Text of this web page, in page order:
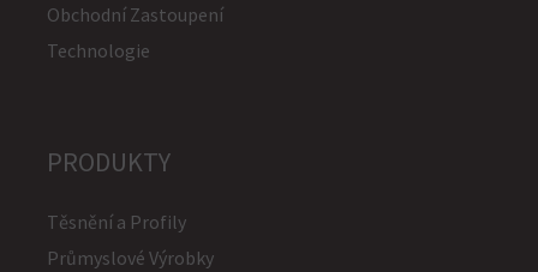
Obchodní Zastoupení
Technologie
PRODUKTY
Těsnění a Profily
Průmyslové Výrobky